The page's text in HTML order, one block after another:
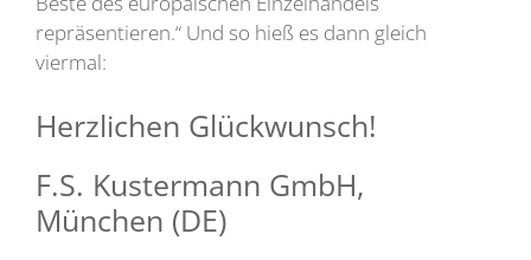
repräsentieren.“ Und so hieß es dann gleich
viermal:
Herzlichen Glückwunsch!
F.S. Kustermann GmbH,
München (DE)